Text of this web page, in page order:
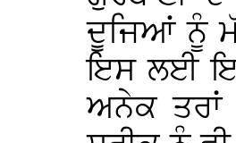
ਦੂਜਿਆਂ ਨੂੰ
ਇਸ ਲਈ
ਅਨੇਕ ਤਰਾਂ